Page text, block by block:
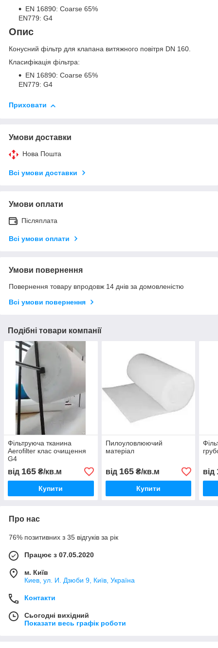
EN 16890: Coarse 65%
EN779: G4
Опис
Конусний фільтр для клапана витяжного повітря DN 160.
Класифікація фільтра:
EN 16890: Coarse 65%
EN779: G4
Приховати
Умови доставки
Нова Пошта
Всі умови доставки
Умови оплати
Післяплата
Всі умови оплати
Умови повернення
Повернення товару впродовж 14 днів за домовленістю
Всі умови повернення
Подібні товари компанії
Фільтруюча тканина
Aerofilter клас очищення
G4
від 165 ₴/кв.м
Купити
Пилоуловлюючий
матеріал
від 165₴/кв.м
Купити
від
Про нас
76% позитивних з 35 відгуків за рік
Працює з 07.05.2020
м. Київ
Киев, ул. И. Дзюби 9, Київ, Україна
Контакти
Сьогодні вихідний
Показати весь графік роботи